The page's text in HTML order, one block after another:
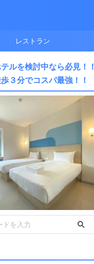
レストラン
ルを検討中なら必見！！
３分でコスパ最強！！